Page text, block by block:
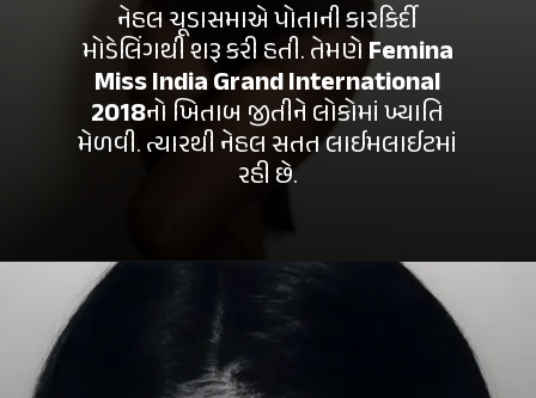
નેહલ ચૂડાસમાએ પોતાની કારકિર્દી
મોડેલિંગથી શરૂ કરી હતી. તેમણે Femina
Miss India Grand International
2018નો ખિતાબ જીતીને લોકોમાં ખ્યાતિ
મેળવી. ત્યારથી નેહલ સતત લાઈમલાઈટમાં
રહી છે.